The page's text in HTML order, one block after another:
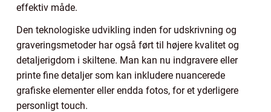
effektiv måde.
Den teknologiske udvikling inden for udskrivning og
graveringsmetoder har også ført til højere kvalitet og
detaljerigdom i skiltene. Man kan nu indgravere eller
printe fine detaljer som kan inkludere nuancerede
grafiske elementer eller endda fotos, for et yderligere
personligt touch.